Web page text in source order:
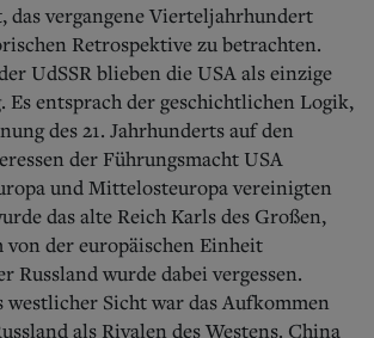
das vergangene Vierteljahrhundert
Retrospektive zu betrachten.
UdSSR blieben die USA als einzige
Es entsprach der geschichtlichen Logik,
des 21. Jahrhunderts auf den
der Führungsmacht USA
und Mittelosteuropa vereinigten
das alte Reich Karls des Großen,
der europäischen Einheit
Russland wurde dabei vergessen.
Sicht war das Aufkommen
als Rivalen des Westens. China